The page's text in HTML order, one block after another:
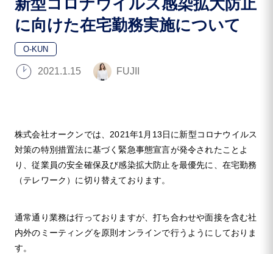
新型コロナウイルス感染拡大防止
に向けた在宅勤務実施について
O-KUN
2021.1.15 FUJII
株式会社オークンでは、2021年1月13日に新型コロナウイルス
対策の特別措置法に基づく緊急事態宣言が発令されたことよ
り、従業員の安全確保及び感染拡大防止を最優先に、在宅勤務
（テレワーク）に切り替えております。
通常通り業務は行っておりますが、打ち合わせや面接を含む社
内外のミーティングを原則オンラインで行うようにしておりま
す。